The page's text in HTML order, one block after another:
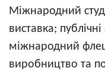
Міжнародний
виставка;
міжнародний
виробництво та